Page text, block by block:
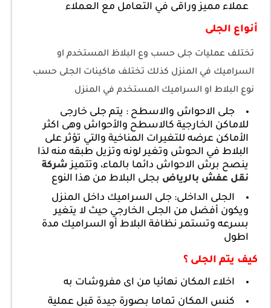
عملاء مميز وراقى في التعامل مع العملاء
أنواع الجلى
تختلف عمليات جلى حسب وع البلاظ المستخدم او
السراميك في المنزل كذلك تختلف ماكينات الجلى حسب
نوع البلاط او السراميك المستخدم في المنزل
جلى الاحواش والاسطح : يتم جلى خارجى
للاماكن الخارجية كالاسطح والأحواش وهى اكثر
الأماكن عرضه للتغيرات المناخية والتي تؤثر على
البلاط في الحوش وتغير لونه وتزيل طبقه منه لذا
ينصح برش الاحواش دائما بالماء، وتتميز شركة
نقل عفش بالرياض بجلى البلاط من هذا النوع
الجلى الداخلى: جلى السراميك داخل المنزل
ويكون أفضل من الجلى الخارجي حيث لا يتغير
بسرعه وتستمر نظافة البلاط أو السراميك مدة
اطول
كيف يتم الجلى ؟
اخلاء المكان نهائيا من اى مفروشات به
كنس المكان تماما بصورة جيدة قبل عملية